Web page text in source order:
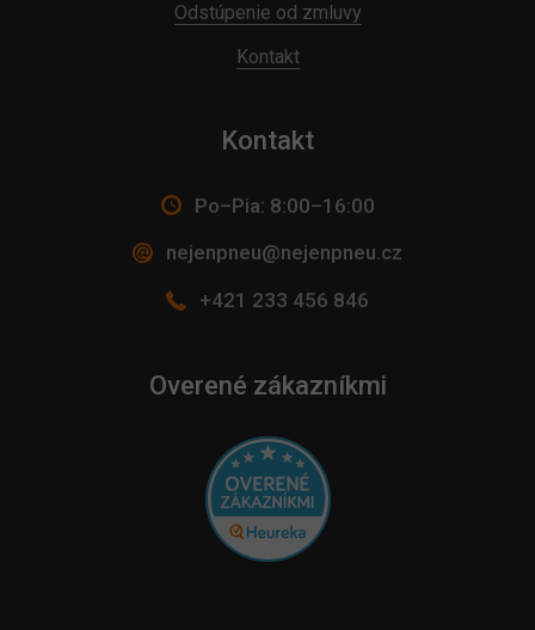
Odstúpenie od zmluvy
Kontakt
Kontakt
Po–Pia: 8:00–16:00
nejenpneu@nejenpneu.cz
+421 233 456 846
Overené zákazníkmi